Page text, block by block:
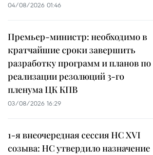
04/08/2026 01:46
Премьер-министр: необходимо в
кратчайшие сроки завершить
разработку программ и планов по
реализации резолюций 3-го
пленума ЦК КПВ
03/08/2026 16:29
1-я внеочередная сессия НС XVI
созыва: НС утвердило назначение